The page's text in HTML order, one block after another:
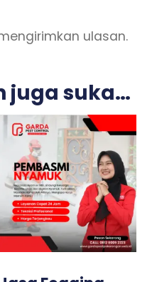
ulasan.
juga suka…